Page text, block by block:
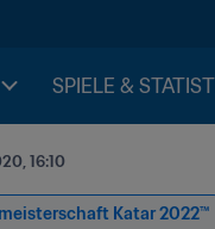
SPIELE &
16:10
Katar 2022™